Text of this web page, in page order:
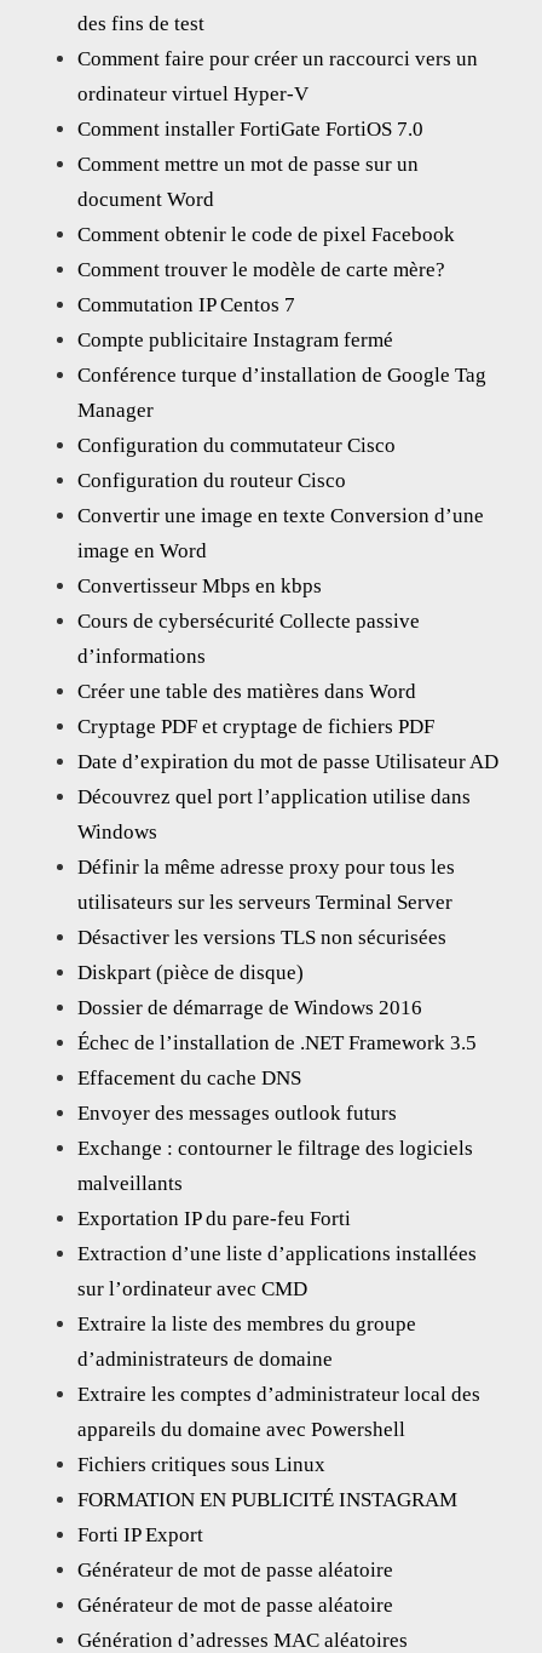
des fins de test
Comment faire pour créer un raccourci vers un
ordinateur virtuel Hyper-V
Comment installer FortiGate FortiOS 7.0
Comment mettre un mot de passe sur un
document Word
Comment obtenir le code de pixel Facebook
Comment trouver le modèle de carte mère?
Commutation IP Centos 7
Compte publicitaire Instagram fermé
Conférence turque d’installation de Google Tag
Manager
Configuration du commutateur Cisco
Configuration du routeur Cisco
Convertir une image en texte Conversion d’une
image en Word
Convertisseur Mbps en kbps
Cours de cybersécurité Collecte passive
d’informations
Créer une table des matières dans Word
Cryptage PDF et cryptage de fichiers PDF
Date d’expiration du mot de passe Utilisateur AD
Découvrez quel port l’application utilise dans
Windows
Définir la même adresse proxy pour tous les
utilisateurs sur les serveurs Terminal Server
Désactiver les versions TLS non sécurisées
Diskpart (pièce de disque)
Dossier de démarrage de Windows 2016
Échec de l’installation de .NET Framework 3.5
Effacement du cache DNS
Envoyer des messages outlook futurs
Exchange : contourner le filtrage des logiciels
malveillants
Exportation IP du pare-feu Forti
Extraction d’une liste d’applications installées
sur l’ordinateur avec CMD
Extraire la liste des membres du groupe
d’administrateurs de domaine
Extraire les comptes d’administrateur local des
appareils du domaine avec Powershell
Fichiers critiques sous Linux
FORMATION EN PUBLICITÉ INSTAGRAM
Forti IP Export
Générateur de mot de passe aléatoire
Générateur de mot de passe aléatoire
Génération d’adresses MAC aléatoires